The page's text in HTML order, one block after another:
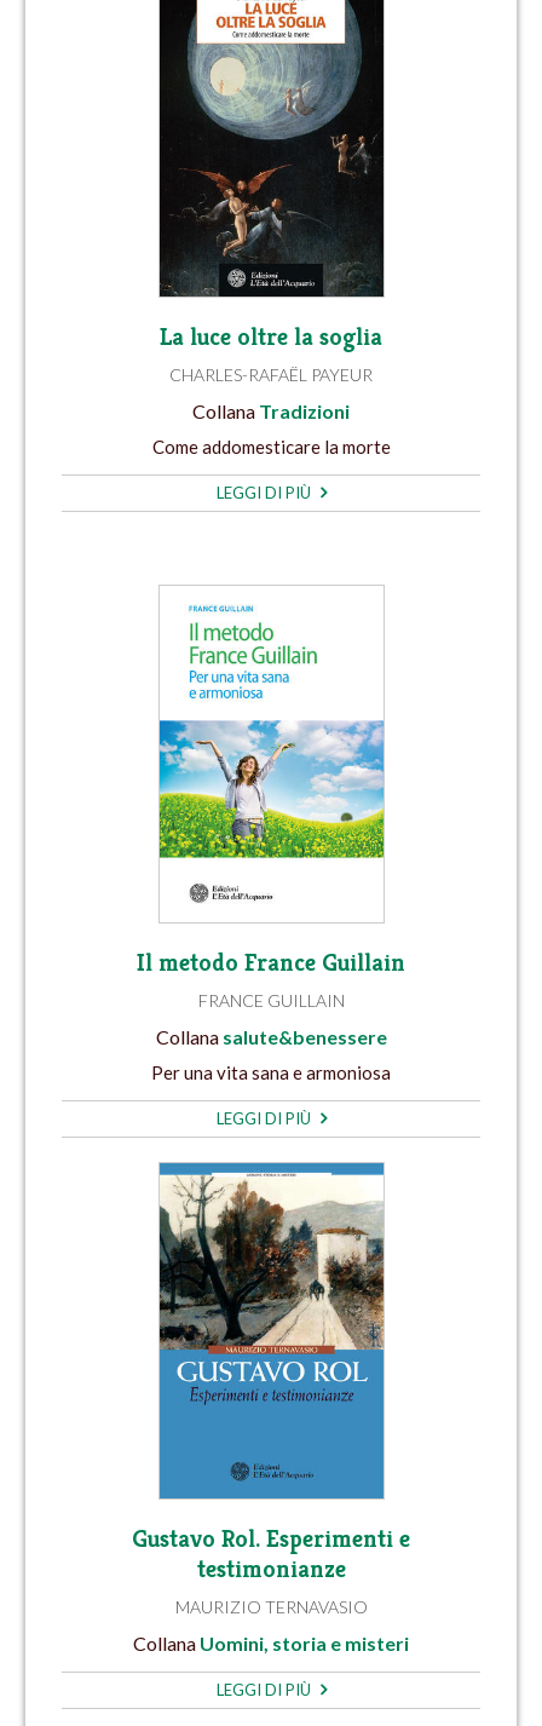
La luce oltre la soglia
CHARLES-RAFAËL PAYEUR
Collana Tradizioni
Come addomesticare la morte
LEGGI DI PIÙ
Il metodo France Guillain
FRANCE GUILLAIN
Collana salute&benessere
Per una vita sana e armoniosa
LEGGI DI PIÙ
Gustavo Rol. Esperimenti e
testimonianze
MAURIZIO TERNAVASIO
Collana Uomini, storia e misteri
LEGGI DI PIÙ